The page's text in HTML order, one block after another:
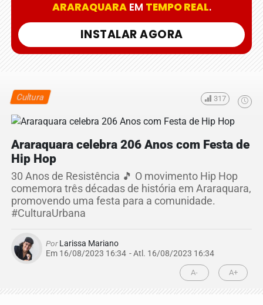
ARARAQUARAEM TEMPO REAL.
INSTALAR AGORA
Cultura 317
Araraquara celebra 206 Anos com Festa de
Hip Hop
30 Anos de Resistência 🎵 O movimento Hip Hop
comemora três décadas de história em Araraquara,
promovendo uma festa para a comunidade.
#CulturaUrbana
PorLarissa Mariano
Em 16/08/2023 16:34 - Atl. 16/08/2023 16:34
A- A+